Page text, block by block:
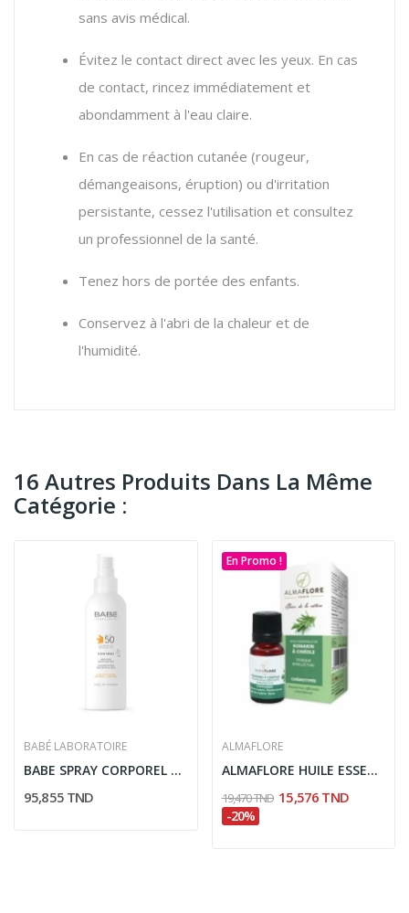
sans avis médical.
Évitez le contact direct avec les yeux. En cas
de contact, rincez immédiatement et
abondamment à l'eau claire.
En cas de réaction cutanée (rougeur,
démangeaisons, éruption) ou d'irritation
persistante, cessez l'utilisation et consultez
un professionnel de la santé.
Tenez hors de portée des enfants.
Conservez à l'abri de la chaleur et de
l'humidité.
16 Autres Produits Dans La Même
Catégorie :
BABÉ LABORATOIRE
BABE SPRAY CORPOREL FLUIDE ET RESISTANT A LEAU...
95,855 TND
En Promo !
ALMAFLORE
ALMAFLORE HUILE ESSENTIELLE DE ROMARIN A...
19,470 TND 15,576 TND
-20%